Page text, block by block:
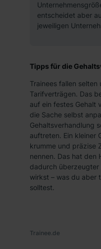
entscheidet aber
jeweiligen
Tipps für die
Trainees fallen
Tarifverträgen. Das
auf ein festes Gehalt
die Sache selbst
Gehaltsverhandlung
auftreten. Ein kleiner
krumme und präzise
nennen. Das hat den
dadurch
wirkst – was du aber
solltest.
Trainee.de